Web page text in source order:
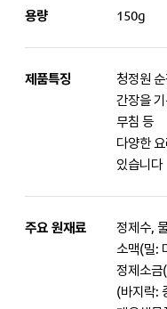
용량 150g
제품특징
청정원
간장을
무침 등
다양한
있습니다
주요 원재료
정제수,
소맥(밀:
정제소금
(바지락: